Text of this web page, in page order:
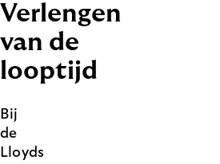
Verlengen
van de
looptijd
Bij
de
Lloyds